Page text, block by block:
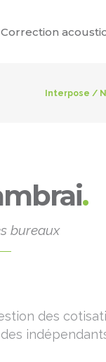
Correction
Interpose /
.
bureaux
des